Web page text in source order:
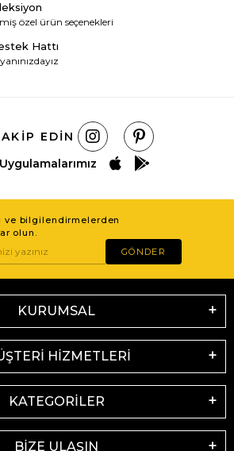
özel ürün seçenekleri
Hattı
EDIN
ve bilgilendirmelerden
olun.
GÖNDER
KURUMSAL
HİZMETLERİ
KATEGORİLER
BİZE ULAŞIN